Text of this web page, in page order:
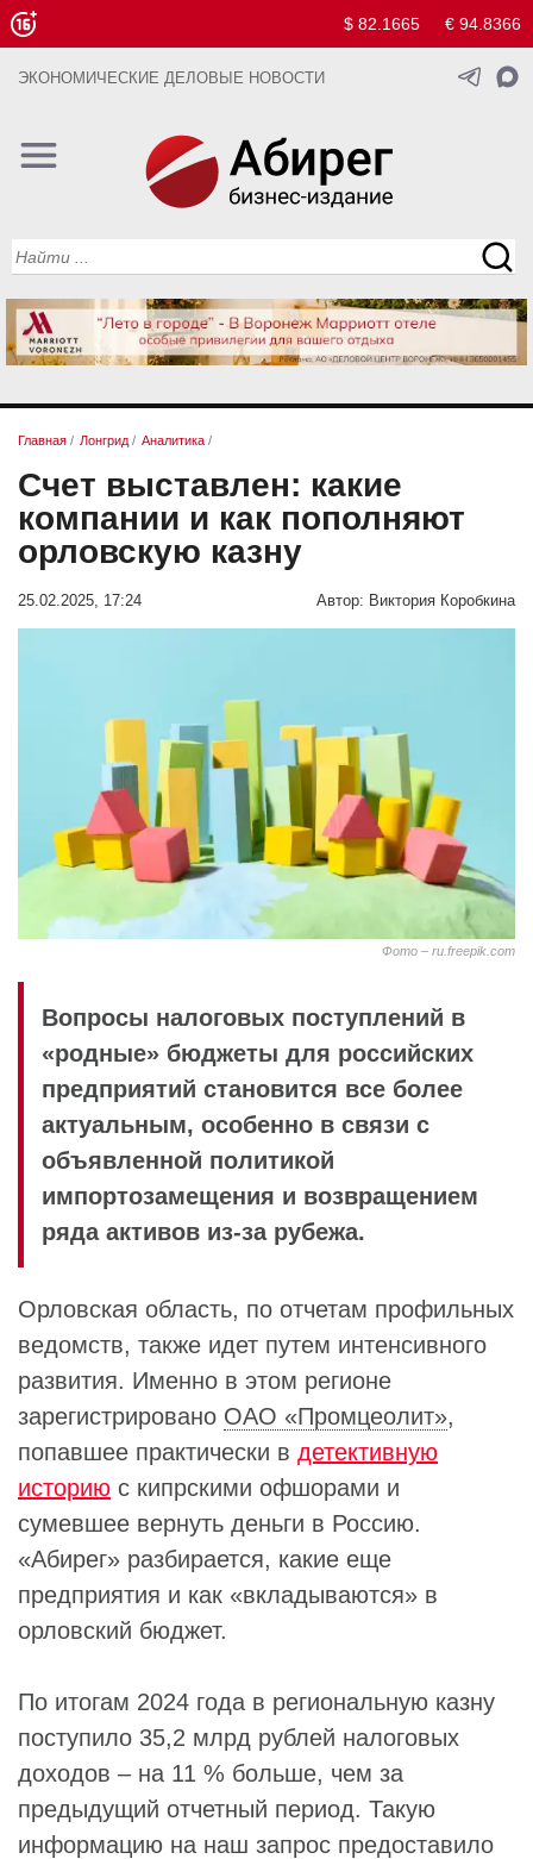
$ 82.1665 € 94.8366
ЭКОНОМИЧЕСКИЕ ДЕЛОВЫЕ НОВОСТИ
Главная / Лонгрид / Аналитика /
Счет выставлен: какие
компании и как пополняют
орловскую казну
25.02.2025, 17:24 Автор: Виктория Коробкина
Фото – ru.freepik.com
Вопросы налоговых поступлений в
«родные» бюджеты для российских
предприятий становится все более
актуальным, особенно в связи с
объявленной политикой
импортозамещения и возвращением
ряда активов из-за рубежа.
Орловская область, по отчетам профильных
ведомств, также идет путем интенсивного
развития. Именно в этом регионе
зарегистрировано ОАО «Промцеолит»,
попавшее практически в детективную
историю с кипрскими офшорами и
сумевшее вернуть деньги в Россию.
«Абирег» разбирается, какие еще
предприятия и как «вкладываются» в
орловский бюджет.
По итогам 2024 года в региональную казну
поступило 35,2 млрд рублей налоговых
доходов – на 11 % больше, чем за
предыдущий отчетный период. Такую
информацию на наш запрос предоставило